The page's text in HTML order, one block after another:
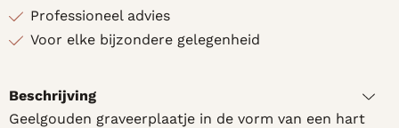
Professioneel advies
Voor elke bijzondere gelegenheid
Beschrijving
Geelgouden graveerplaatje in de vorm van een hart